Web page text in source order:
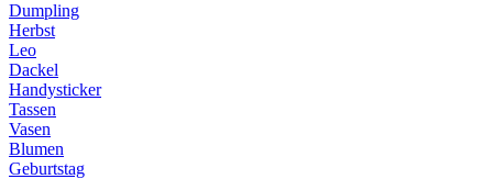
Dumpling
Herbst
Leo
Dackel
Handysticker
Tassen
Vasen
Blumen
Geburtstag